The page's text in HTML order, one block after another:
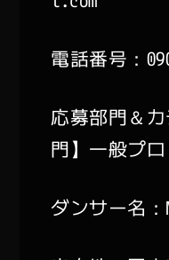
電話番号：
応募部門＆
門】一般プロ
ダンサー名：